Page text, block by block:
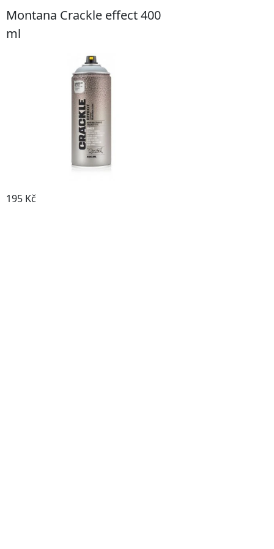
Montana Crackle effect 400
ml
195 Kč